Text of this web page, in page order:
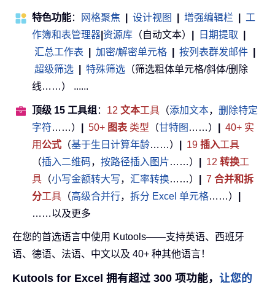
特色功能： 网格聚焦 设计视图 增强编辑栏
工
作簿和表管理器 资源库 （自动文本） 日期提取
汇总工作表
加密/解密单元格 按列表群发邮件
超级筛选
特殊筛选 （筛选粗体单元格/斜体/删除
线……） ......
顶级 15 工具组 ： 12 文本工具 （添加文本， 删除特定
字符……） 50+ 图表 类型 （甘特图 ……）
40+ 实
用公式 （基于生日计算年龄……） 19 插入工具
（插入二维码， 按路径插入图片……） 12 转换工
具 （小写金额转大写， 汇率转换……） 7 合并和拆
分工具 （高级合并行， 拆分 Excel 单元格……）
……以及更多
在您的首选语言中使用 Kutools——支持英语、西班牙
语、德语、法语、中文以及 40+ 种其他语言！
Kutools for Excel 拥有超过 300 项功能， 让您的